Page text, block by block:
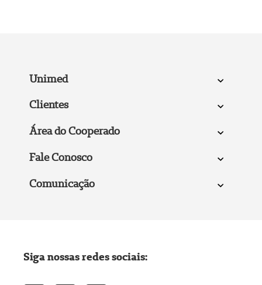
Unimed
Clientes
Área do Cooperado
Fale Conosco
Comunicação
Siga nossas redes sociais: